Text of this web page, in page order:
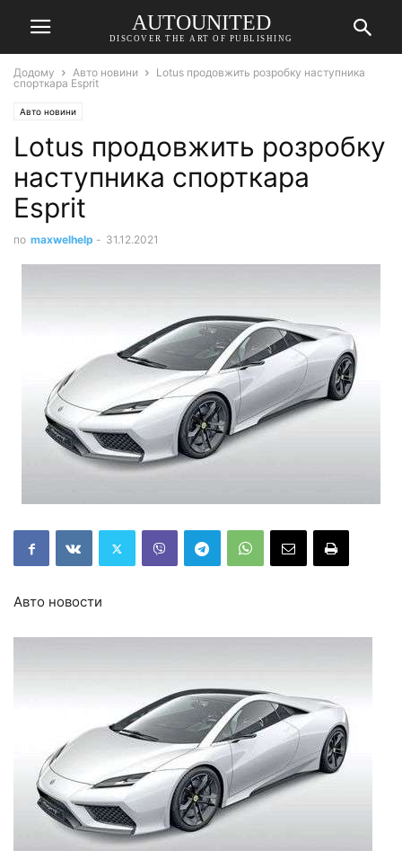
AUTOUNITED
DISCOVER THE ART OF PUBLISHING
Додому Авто новини
Lotus продовжить розробку наступника
спорткара Esprit
Авто новини
Lotus продовжить розробку
наступника спорткара
Esprit
по maxwelhelp - 31.12.2021
Авто новости